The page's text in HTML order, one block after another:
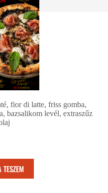
fior di latte, friss gomba,
bazsalikom levél, extraszűz